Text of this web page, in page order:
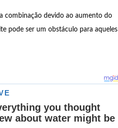
combinação devido ao aumento do
pode ser um obstáculo para aqueles